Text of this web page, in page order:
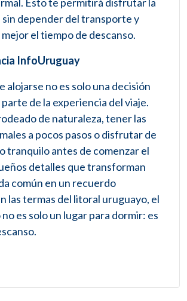
depender del transporte y
el tiempo de descanso.
InfoUruguay
alojarse no es solo una decisión
de la experiencia del viaje.
de naturaleza, tener las
a pocos pasos o disfrutar de
tranquilo antes de comenzar el
detalles que transforman
común en un recuerdo
las termas del litoral uruguayo, el
es solo un lugar para dormir: es